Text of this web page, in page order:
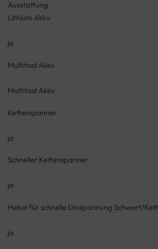
Ausstattung
Lithium Akku
ja
Multitool Akku
Multitool Akku
Kettenspanner
ja
Schneller Kettenspanner
ja
Hebel für schnelle Umspannung Schwert/
ja